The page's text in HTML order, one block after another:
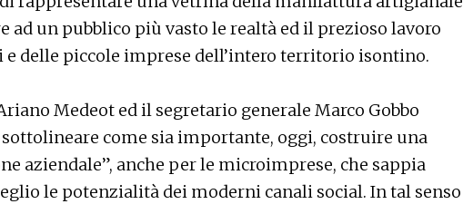
ad un pubblico più vasto le realtà ed il prezioso lavoro
delle piccole imprese dell’intero territorio isontino.
Medeot ed il segretario generale Marco Gobbo
come sia importante, oggi, costruire una
aziendale”, anche per le microimprese, che sappia
le potenzialità dei moderni canali social. In tal senso